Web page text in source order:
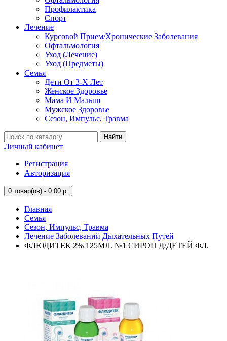
Профилактика
Спорт
Лечение
Курсовой Прием/Хронические Заболевания
Офтальмология
Уход (Лечение)
Уход (Предметы)
Семья
Дети От 3-Х Лет
Женское Здоровье
Мама И Малыш
Мужское Здоровье
Сезон, Импульс, Травма
Найти
Личный кабинет
Регистрация
Авторизация
0 товар(ов) - 0.00 р.
Главная
Семья
Сезон, Импульс, Травма
Лечение Заболеваний Дыхательных Путей
ФЛЮДИТЕК 2% 125МЛ. №1 СИРОП Д/ДЕТЕЙ ФЛ.